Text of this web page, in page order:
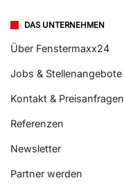
DAS UNTERNEHMEN
Über Fenstermaxx24
Jobs & Stellenangebote
Kontakt & Preisanfragen
Referenzen
Newsletter
Partner werden